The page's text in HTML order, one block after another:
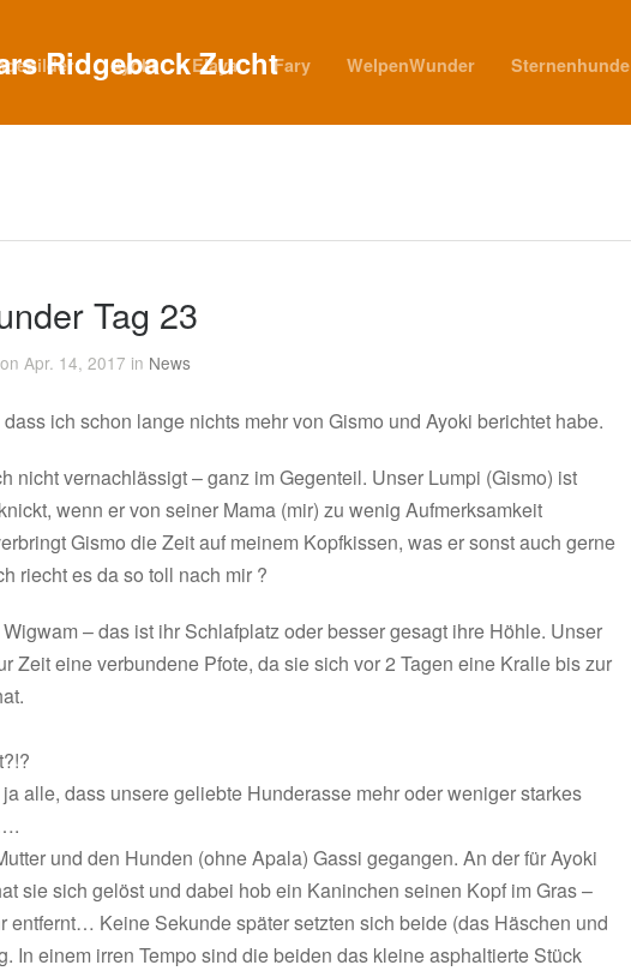
Ayoki Elaya Fary WelpenWunder Sternenhunde
Tag 23
on Apr. 14, 2017 in News
ich schon lange nichts mehr von Gismo und Ayoki berichtet habe.
nicht vernachlässigt – ganz im Gegenteil. Unser Lumpi (Gismo) ist
wenn er von seiner Mama (mir) zu wenig Aufmerksamkeit
Gismo die Zeit auf meinem Kopfkissen, was er sonst auch gerne
riecht es da so toll nach mir ?
– das ist ihr Schlafplatz oder besser gesagt ihre Höhle. Unser
Zeit eine verbundene Pfote, da sie sich vor 2 Tagen eine Kralle bis zur
alle, dass unsere geliebte Hunderasse mehr oder weniger starkes
und den Hunden (ohne Apala) Gassi gegangen. An der für Ayoki
sie sich gelöst und dabei hob ein Kaninchen seinen Kopf im Gras –
entfernt… Keine Sekunde später setzten sich beide (das Häschen und
In einem irren Tempo sind die beiden das kleine asphaltierte Stück